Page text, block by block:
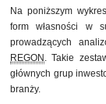
Na poniższym
form własności w
prowadzących
REGON . Takie
głównych grup
branży.